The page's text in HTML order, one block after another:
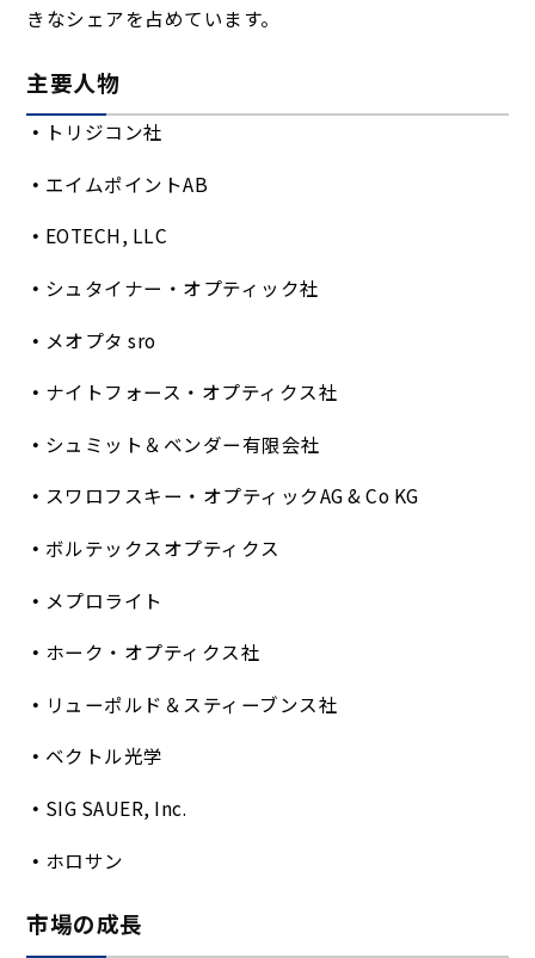
きなシェアを占めています。
主要人物
トリジコン社
エイムポイントAB
EOTECH, LLC
シュタイナー・オプティック社
メオプタ sro
ナイトフォース・オプティクス社
シュミット＆ベンダー有限会社
スワロフスキー・オプティックAG & Co KG
ボルテックスオプティクス
メプロライト
ホーク・オプティクス社
リューポルド＆スティーブンス社
ベクトル光学
SIG SAUER, Inc.
ホロサン
市場の成長